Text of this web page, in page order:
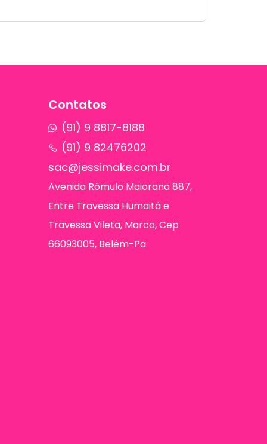
Contatos
(91) 9 8817-8188
(91) 9 82476202
sac@jessimake.com.br
Avenida Rômulo Maiorana 887,
Entre Travessa Humaitá e
Travessa Vileta, Marco, Cep
66093005, Belém-Pa